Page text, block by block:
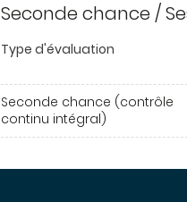
Seconde chance /
Type d'évaluation
Seconde chance (contrôle
continu intégral)